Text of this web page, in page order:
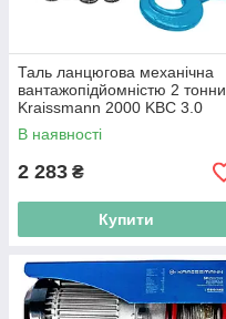
Таль ланцюгова механічна
вантажопідйомністю 2 тонни
Kraissmann 2000 KBC 3.0
підвісна лебідка
В наявності
2 283 ₴
Купити